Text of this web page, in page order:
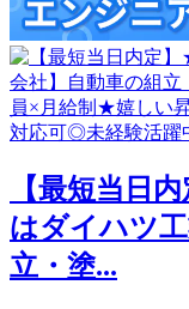
【最短当日
はダイハツ
立・塗...